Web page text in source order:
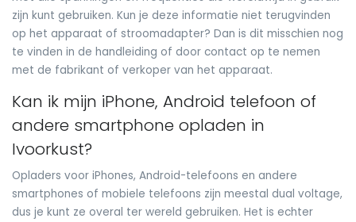
zijn kunt gebruiken. Kun je deze informatie niet terugvinden
op het apparaat of stroomadapter? Dan is dit misschien nog
te vinden in de handleiding of door contact op te nemen
met de fabrikant of verkoper van het apparaat.
Kan ik mijn iPhone, Android telefoon of
andere smartphone opladen in
Ivoorkust?
Opladers voor iPhones, Android-telefoons en andere
smartphones of mobiele telefoons zijn meestal dual voltage,
dus je kunt ze overal ter wereld gebruiken. Het is echter